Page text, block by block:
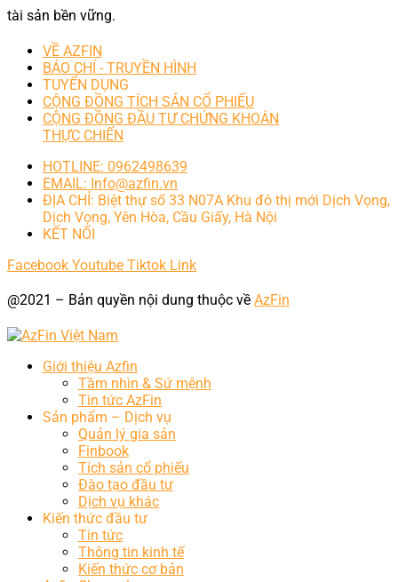
tài sản bền vững.
VỀ AZFIN
BÁO CHÍ - TRUYỀN HÌNH
TUYỂN DỤNG
CỘNG ĐỒNG TÍCH SẢN CỔ PHIẾU
CỘNG ĐỒNG ĐẦU TƯ CHỨNG KHOÁN
THỰC CHIẾN
HOTLINE: 0962498639
EMAIL: Info@azfin.vn
ĐỊA CHỈ: Biệt thự số 33 N07A Khu đô thị mới Dịch Vọng,
Dịch Vọng, Yên Hòa, Cầu Giấy, Hà Nội
KẾT NỐI
Facebook Youtube Tiktok Link
@2021 – Bản quyền nội dung thuộc về AzFin
Giới thiệu Azfin
Tầm nhìn & Sứ mệnh
Tin tức AzFin
Sản phẩm – Dịch vụ
Quản lý gia sản
Finbook
Tích sản cổ phiếu
Đào tạo đầu tư
Dịch vụ khác
Kiến thức đầu tư
Tin tức
Thông tin kinh tế
Kiến thức cơ bản